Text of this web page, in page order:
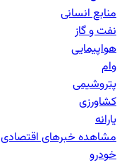
منابع انسانی
نفت و گاز
هواپیمایی
وام
پتروشیمی
کشاورزی
یارانه
مشاهده خبرهایاقتصادی
خودرو